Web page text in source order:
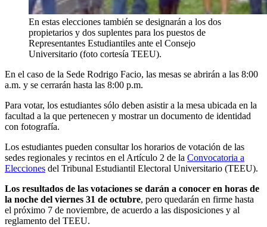
En estas elecciones también se designarán a los dos
propietarios y dos suplentes para los puestos de
Representantes Estudiantiles ante el Consejo
Universitario (foto cortesía TEEU).
En el caso de la Sede Rodrigo Facio, las mesas se abrirán a las 8:00
a.m. y se cerrarán hasta las 8:00 p.m.
Para votar, los estudiantes sólo deben asistir a la mesa ubicada en la
facultad a la que pertenecen y mostrar un documento de identidad
con fotografía.
Los estudiantes pueden consultar los horarios de votación de las
sedes regionales y recintos en el Artículo 2 de la Convocatoria a
Elecciones del Tribunal Estudiantil Electoral Universitario (TEEU).
Los resultados de las votaciones se darán a conocer en horas de
la noche del viernes 31 de octubre, pero quedarán en firme hasta
el próximo 7 de noviembre, de acuerdo a las disposiciones y al
reglamento del TEEU.